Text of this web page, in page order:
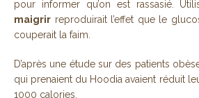
pour informer qu’on est rassasié.
maigrir reproduirait l’effet que le
couperait la faim.
D’après une étude sur des patients
qui prenaient du Hoodia avaient réduit
1000 calories.